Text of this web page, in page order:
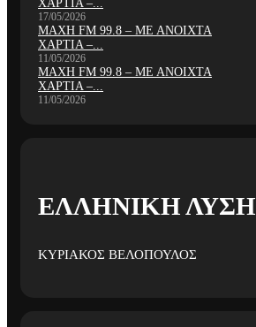
ΧΑΡΤΙΑ –...
17/05/2026
ΜΑΧΗ FM 99.8 – ΜΕ ΑΝΟΙΧΤΑ
ΧΑΡΤΙΑ –...
11/05/2026
ΜΑΧΗ FM 99.8 – ΜΕ ΑΝΟΙΧΤΑ
ΧΑΡΤΙΑ –...
11/05/2026
ΕΛΛΗΝΙΚΗ ΛΥΣΗ
ΚΥΡΙΑΚΟΣ ΒΕΛΟΠΟΥΛΟΣ